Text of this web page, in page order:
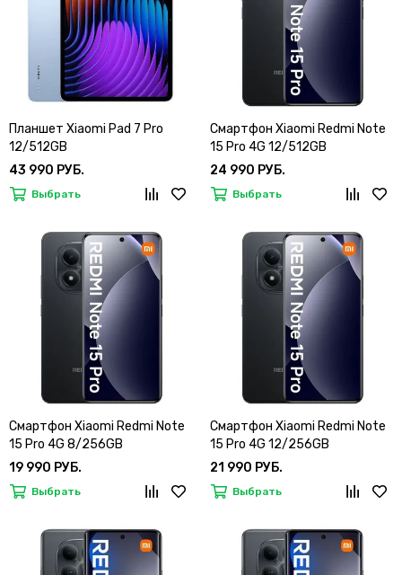
Планшет Xiaomi Pad 7 Pro
12/512GB
43 990 РУБ.
Выбрать
Смартфон Xiaomi Redmi Note
15 Pro 4G 12/512GB
24 990 РУБ.
Выбрать
Смартфон Xiaomi Redmi Note
15 Pro 4G 8/256GB
19 990 РУБ.
Выбрать
Смартфон Xiaomi Redmi Note
15 Pro 4G 12/256GB
21 990 РУБ.
Выбрать